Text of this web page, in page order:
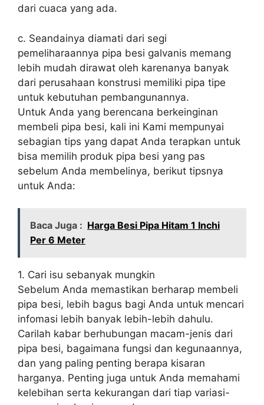
dari cuaca yang ada.
c. Seandainya diamati dari segi
pemeliharaannya pipa besi galvanis memang
lebih mudah dirawat oleh karenanya banyak
dari perusahaan konstrusi memiliki pipa tipe
untuk kebutuhan pembangunannya.
Untuk Anda yang berencana berkeinginan
membeli pipa besi, kali ini Kami mempunyai
sebagian tips yang dapat Anda terapkan untuk
bisa memilih produk pipa besi yang pas
sebelum Anda membelinya, berikut tipsnya
untuk Anda:
Baca Juga : Harga Besi Pipa Hitam 1 Inchi
Per 6 Meter
1. Cari isu sebanyak mungkin
Sebelum Anda memastikan berharap membeli
pipa besi, lebih bagus bagi Anda untuk mencari
infomasi lebih banyak lebih-lebih dahulu.
Carilah kabar berhubungan macam-jenis dari
pipa besi, bagaimana fungsi dan kegunaannya,
dan yang paling penting berapa kisaran
harganya. Penting juga untuk Anda memahami
kelebihan serta kekurangan dari tiap variasi-